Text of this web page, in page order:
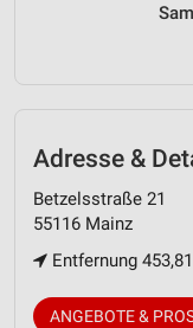
Adresse &
Betzelsstraße 21
55116 Mainz
Entfernung
ANGEBOTE &